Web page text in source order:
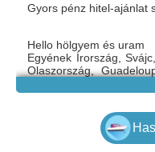
Gyors pénz hitel-ajánlat
Hello hölgyem és uram
Egyének Írország,
Olaszország,
Mayotte, szerte a
terjedő kölcsönt
- Pénzügyi kölcsön
- Befektetési hitel